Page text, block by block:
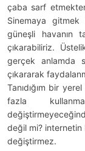
çaba sarf
Sinemaya gitmek
güneşli havanın
çıkarabiliriz.
gerçek anlamda
çıkararak
Tanıdığım bir
fazla
değil mi? internetin
değiştirmez.